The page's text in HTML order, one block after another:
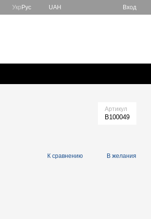
Укр Рус UAH Вход
Артикул
B100049
К сравнению В желания